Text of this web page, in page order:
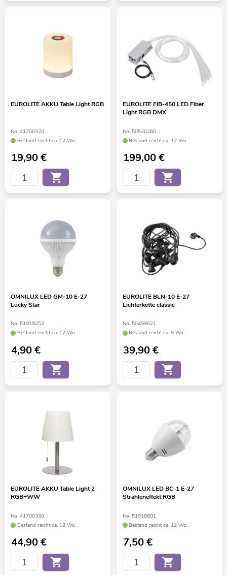
EUROLITE AKKU Table Light RGB
No. 41700320
Bestand reicht ca. 12 Wo.
19,90€
EUROLITE FIB-450 LED Fiber
Light RGB DMX
No. 50520260
Bestand reicht ca. 12 Wo.
199,00€
OMNILUX LED GM-10 E-27
Lucky Star
No. 51919252
Bestand reicht ca. 12 Wo.
4,90€
EUROLITE BLN-10 E-27
Lichterkette classic
No. 50499021
Bestand reicht ca. 9 Wo.
39,90€
EUROLITE AKKU Table Light 2
RGB+WW
No. 41700330
Bestand reicht ca. 12 Wo.
44,90€
OMNILUX LED BC-1 E-27
Strahleneffekt RGB
No. 51918801
Bestand reicht ca. 12 Wo.
7,50€